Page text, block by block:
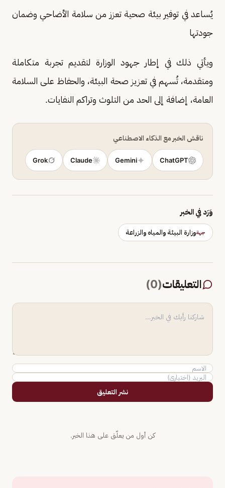
يُساعد في توفير بيئة صحية تعزز من سلامة الأضاحي وضمان
جودتها
ويأتي ذلك في إطار جهود الوزارة لتقديم تجربة متكاملة
ومتقدمة، تُسهم في تعزيز صحة البيئة، والحفاظ على السلامة
العامة، إضافة إلى الحد من التلوث وتراكم النفايات.
ناقش الخبر مع الذكاء الاصطناعي
ChatGPT
Gemini
Claude
Grok
وَرَد في الخبر
جهةوزارة البيئة والمياه والزراعة
التعليقات(
0
)
نشر التعليق
كن أول من يعلّق على هذا الخبر.